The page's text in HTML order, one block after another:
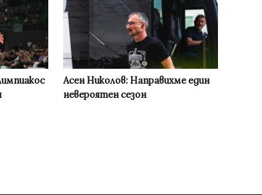
Асен Николов: Направихме един
невероятен сезон